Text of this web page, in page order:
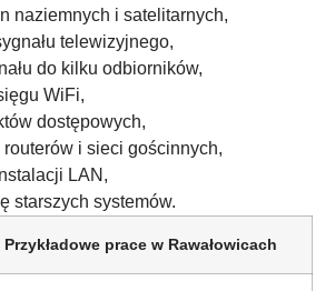
naziemnych i satelitarnych,
telewizyjnego,
do kilku odbiorników,
WiFi,
dostępowych,
routerów i sieci gościnnych,
LAN,
starszych systemów.
Przykładowe prace w Rawałowicach